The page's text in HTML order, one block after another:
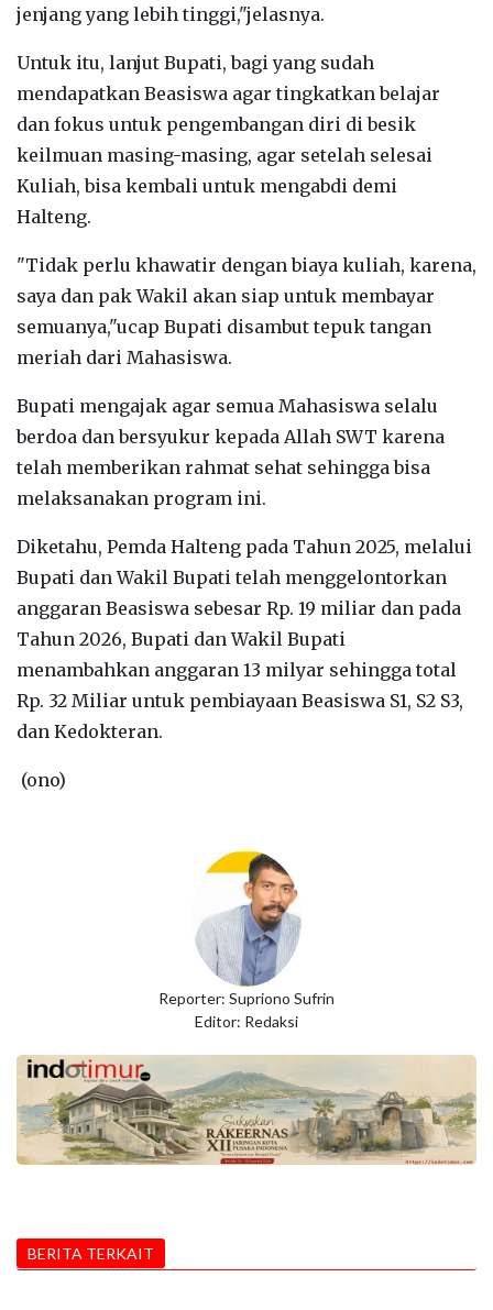
jenjang yang lebih tinggi,"jelasnya.
Untuk itu, lanjut Bupati, bagi yang sudah
mendapatkan Beasiswa agar tingkatkan belajar
dan fokus untuk pengembangan diri di besik
keilmuan masing-masing, agar setelah selesai
Kuliah, bisa kembali untuk mengabdi demi
Halteng.
"Tidak perlu khawatir dengan biaya kuliah, karena,
saya dan pak Wakil akan siap untuk membayar
semuanya,"ucap Bupati disambut tepuk tangan
meriah dari Mahasiswa.
Bupati mengajak agar semua Mahasiswa selalu
berdoa dan bersyukur kepada Allah SWT karena
telah memberikan rahmat sehat sehingga bisa
melaksanakan program ini.
Diketahu, Pemda Halteng pada Tahun 2025, melalui
Bupati dan Wakil Bupati telah menggelontorkan
anggaran Beasiswa sebesar Rp. 19 miliar dan pada
Tahun 2026, Bupati dan Wakil Bupati
menambahkan anggaran 13 milyar sehingga total
Rp. 32 Miliar untuk pembiayaan Beasiswa S1, S2 S3,
dan Kedokteran.
(ono)
Reporter: Supriono Sufrin
Editor: Redaksi
BERITA TERKAIT